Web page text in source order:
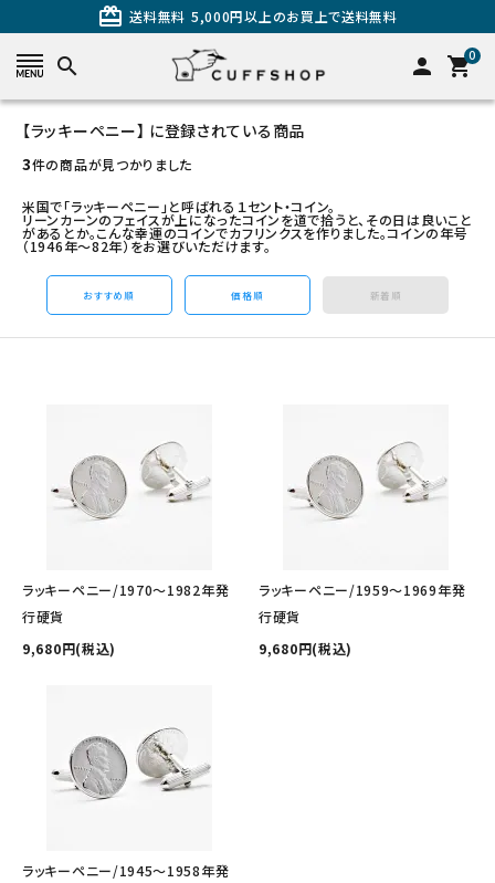
card_giftcard 送料無料 5,000円以上のお買上で送料無料
search person 0
shopping_cart
search
その他の商品を探す
修理・交換
【ラッキーペニー】 に登録されている商品
3件の商品が見つかりました
米国で「ラッキーペニー」と呼ばれる１セント・コイン。
リーンカーンのフェイスが上になったコインを道で拾うと、その日は良いこと
があるとか。こんな幸運のコインでカフリンクスを作りました。コインの年号
（1946年～82年）をお選びいただけます。
おすすめ順 価格順 新着順
ラッキーペニー/1970～1982年発
行硬貨
9,680円(税込)
ラッキーペニー/1959～1969年発
行硬貨
9,680円(税込)
ラッキーペニー/1945～1958年発